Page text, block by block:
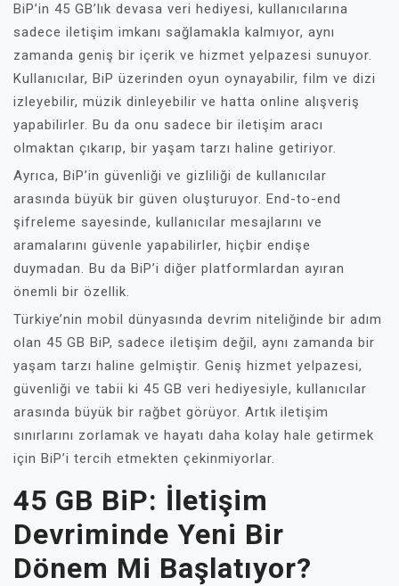
BiP’in 45 GB’lık devasa veri hediyesi, kullanıcılarına
sadece iletişim imkanı sağlamakla kalmıyor, aynı
zamanda geniş bir içerik ve hizmet yelpazesi sunuyor.
Kullanıcılar, BiP üzerinden oyun oynayabilir, film ve dizi
izleyebilir, müzik dinleyebilir ve hatta online alışveriş
yapabilirler. Bu da onu sadece bir iletişim aracı
olmaktan çıkarıp, bir yaşam tarzı haline getiriyor.
Ayrıca, BiP’in güvenliği ve gizliliği de kullanıcılar
arasında büyük bir güven oluşturuyor. End-to-end
şifreleme sayesinde, kullanıcılar mesajlarını ve
aramalarını güvenle yapabilirler, hiçbir endişe
duymadan. Bu da BiP’i diğer platformlardan ayıran
önemli bir özellik.
Türkiye’nin mobil dünyasında devrim niteliğinde bir adım
olan 45 GB BiP, sadece iletişim değil, aynı zamanda bir
yaşam tarzı haline gelmiştir. Geniş hizmet yelpazesi,
güvenliği ve tabii ki 45 GB veri hediyesiyle, kullanıcılar
arasında büyük bir rağbet görüyor. Artık iletişim
sınırlarını zorlamak ve hayatı daha kolay hale getirmek
için BiP’i tercih etmekten çekinmiyorlar.
45 GB BiP: İletişim
Devriminde Yeni Bir
Dönem Mi Başlatıyor?